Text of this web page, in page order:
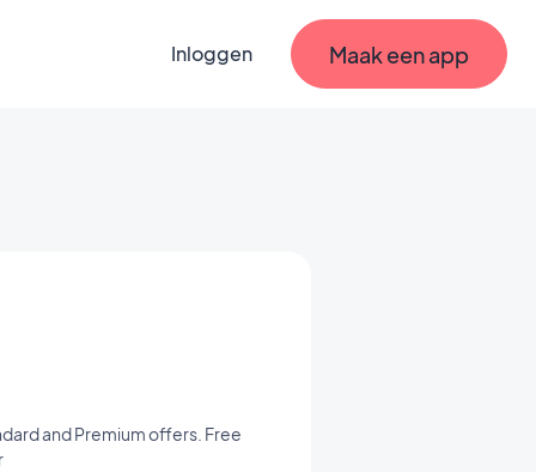
Inloggen Maak een app
and Premium offers. Free